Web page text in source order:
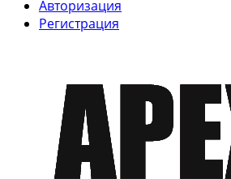
Авторизация
Регистрация